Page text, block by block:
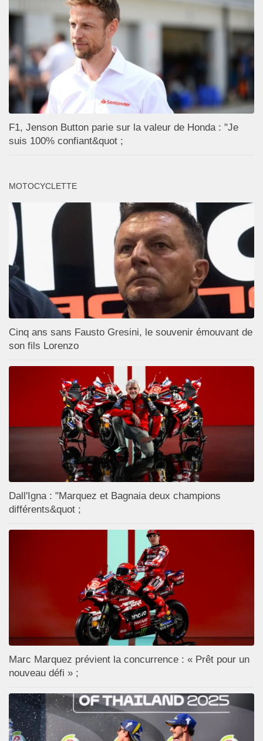
F1, Jenson Button parie sur la valeur de Honda : "Je
suis 100% confiant&quot ;
MOTOCYCLETTE
Cinq ans sans Fausto Gresini, le souvenir émouvant de
son fils Lorenzo
Dall'Igna : "Marquez et Bagnaia deux champions
différents&quot ;
Marc Marquez prévient la concurrence : « Prêt pour un
nouveau défi » ;